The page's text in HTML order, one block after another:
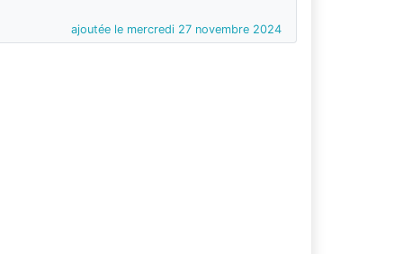
ajoutée le mercredi 27 novembre 2024